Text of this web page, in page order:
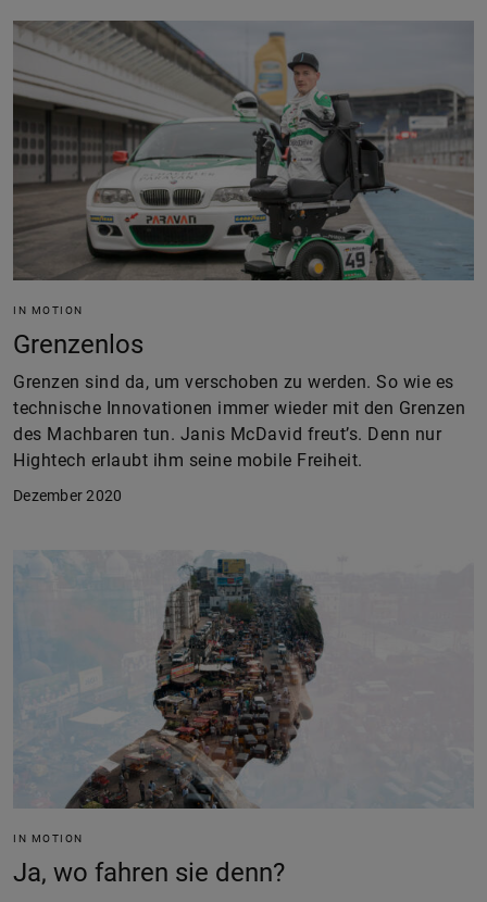
IN MOTION
Grenzenlos
Grenzen sind da, um verschoben zu werden. So wie es
technische Innovationen immer wieder mit den Grenzen
des Machbaren tun. Janis McDavid freut’s. Denn nur
Hightech erlaubt ihm seine mobile Freiheit.
Dezember 2020
IN MOTION
Ja, wo fahren sie denn?